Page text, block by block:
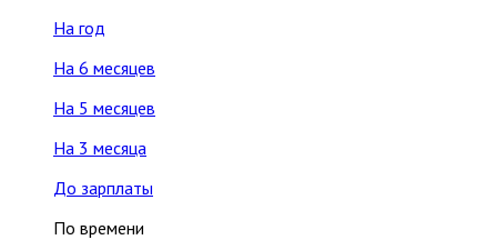
На год
На 6 месяцев
На 5 месяцев
На 3 месяца
До зарплаты
По времени